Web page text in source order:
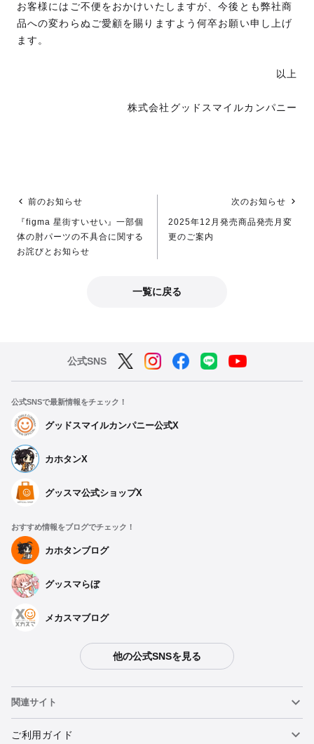
お客様にはご不便をおかけいたしますが、今後とも弊社商
品への変わらぬご愛顧を賜りますよう何卒お願い申し上げ
ます。
以上
株式会社グッドスマイルカンパニー
前のお知らせ
『figma 星街すいせい』一部個
体の肘パーツの不具合に関する
お詫びとお知らせ
次のお知らせ
2025年12月発売商品発売月変
更のご案内
一覧に戻る
公式SNS
公式SNSで最新情報をチェック！
グッドスマイルカンパニー公式X
カホタンX
グッスマ公式ショップX
おすすめ情報をブログでチェック！
カホタンブログ
グッスマらぼ
メカスマブログ
他の公式SNSを見る
関連サイト
ねんどろいど
ご利用ガイド